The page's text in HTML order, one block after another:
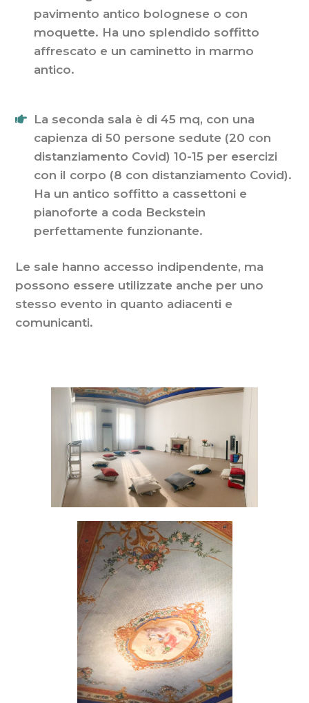
pavimento antico bolognese o con
moquette. Ha uno splendido soffitto
affrescato e un caminetto in marmo
antico.
La seconda sala è di 45 mq, con una
capienza di 50 persone sedute (20 con
distanziamento Covid) 10-15 per esercizi
con il corpo (8 con distanziamento Covid).
Ha un antico soffitto a cassettoni e
pianoforte a coda Beckstein
perfettamente funzionante.
Le sale hanno accesso indipendente, ma
possono essere utilizzate anche per uno
stesso evento in quanto adiacenti e
comunicanti.